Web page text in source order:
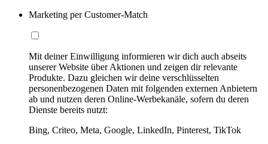
Marketing per Customer-Match
Mit deiner Einwilligung informieren wir dich auch abseits
unserer Website über Aktionen und zeigen dir relevante
Produkte. Dazu gleichen wir deine verschlüsselten
personenbezogenen Daten mit folgenden externen Anbietern
ab und nutzen deren Online-Werbekanäle, sofern du deren
Dienste bereits nutzt:
Bing, Criteo, Meta, Google, LinkedIn, Pinterest, TikTok